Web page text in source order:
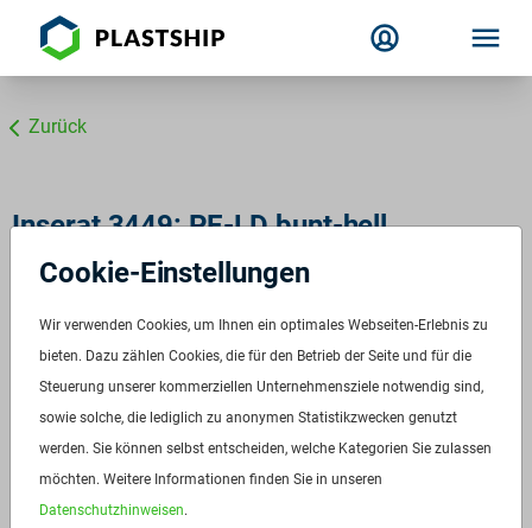
Zurück
Inserat 3449: PE-LD bunt-hell
Verfügbar ab: Sofort
Frequenz:Auf Anfrage
Menge:Auf Anfrage
Standardverpackung/Bereitstellungsart:Big Bags
Preis:Auf Anfrage
Cookie-Einstellungen
Wir verwenden Cookies, um Ihnen ein optimales Webseiten-Erlebnis zu
bieten. Dazu zählen Cookies, die für den Betrieb der Seite und für die
Steuerung unserer kommerziellen Unternehmensziele notwendig sind,
sowie solche, die lediglich zu anonymen Statistikzwecken genutzt
werden. Sie können selbst entscheiden, welche Kategorien Sie zulassen
möchten. Weitere Informationen finden Sie in unseren
Datenschutzhinweisen.